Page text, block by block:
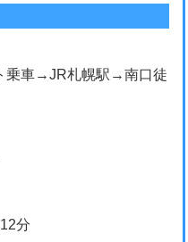
乗車→JR札幌駅→南口徒
分